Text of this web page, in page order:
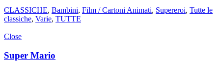
CLASSICHE, Bambini, Film / Cartoni Animati, Supereroi, Tutte le
classiche, Varie, TUTTE
Close
Super Mario